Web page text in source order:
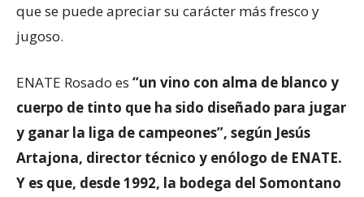
que se puede apreciar su carácter más fresco y
jugoso.
ENATE Rosado es “un vino con alma de blanco y
cuerpo de tinto que ha sido diseñado para jugar
y ganar la liga de campeones”, según Jesús
Artajona, director técnico y enólogo de ENATE.
Y es que, desde 1992, la bodega del Somontano